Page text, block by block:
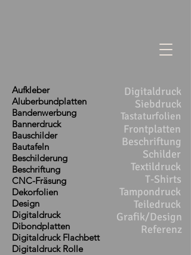
Aufkleber
Aluberbundplatten
Bandenwerbung
Bannerdruck
Bauschilder
Bautafeln
Beschilderung
Beschriftung
CNC-Fräsung
Dekorfolien
Design
Digitaldruck
Dibondplatten
Digitaldruck Flachbett
Digitaldruck Rolle
Digitaldruck
Siebdruck
Frontplatten
Tastaturfolien
Beschriftung
Schilder
Textildruck
T-Shirts
Teiledruck
Tampondruck
Grafik/Design
Referenz